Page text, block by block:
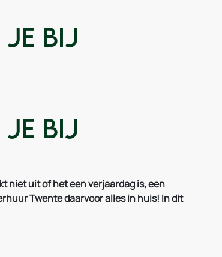
je bij
je bij
niet uit of het een verjaardag is, een
Twente daarvoor alles in huis! In dit